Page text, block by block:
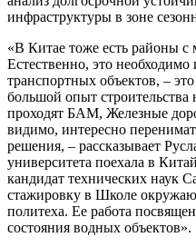
инфраструктуры в зоне
«В Китае тоже есть районы
Естественно, это
транспортных объектов, –
большой опыт строительства
проходят БАМ, Железные
видимо, интересно
решения, – рассказывает
университета поехала в
кандидат технических наук
стажировку в Школе
политеха. Ее работа
состояния водных объектов».